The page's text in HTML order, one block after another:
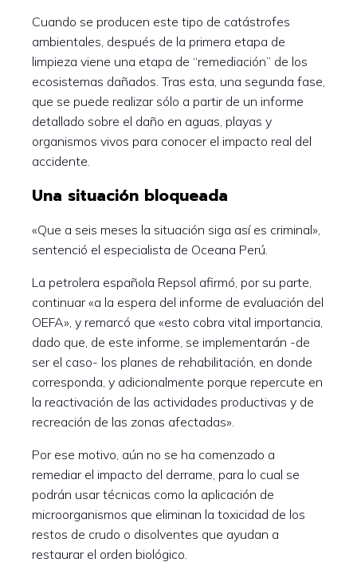
Cuando se producen este tipo de catástrofes
ambientales, después de la primera etapa de
limpieza viene una etapa de “remediación” de los
ecosistemas dañados. Tras esta, una segunda fase,
que se puede realizar sólo a partir de un informe
detallado sobre el daño en aguas, playas y
organismos vivos para conocer el impacto real del
accidente.
Una situación bloqueada
«Que a seis meses la situación siga así es criminal»,
sentenció el especialista de Oceana Perú.
La petrolera española Repsol afirmó, por su parte,
continuar «a la espera del informe de evaluación del
OEFA», y remarcó que «esto cobra vital importancia,
dado que, de este informe, se implementarán -de
ser el caso- los planes de rehabilitación, en donde
corresponda, y adicionalmente porque repercute en
la reactivación de las actividades productivas y de
recreación de las zonas afectadas».
Por ese motivo, aún no se ha comenzado a
remediar el impacto del derrame, para lo cual se
podrán usar técnicas como la aplicación de
microorganismos que eliminan la toxicidad de los
restos de crudo o disolventes que ayudan a
restaurar el orden biológico.